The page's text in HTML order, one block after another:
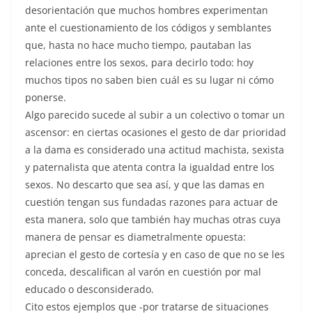
desorientación que muchos hombres experimentan
ante el cuestionamiento de los códigos y semblantes
que, hasta no hace mucho tiempo, pautaban las
relaciones entre los sexos, para decirlo todo: hoy
muchos tipos no saben bien cuál es su lugar ni cómo
ponerse.
Algo parecido sucede al subir a un colectivo o tomar un
ascensor: en ciertas ocasiones el gesto de dar prioridad
a la dama es considerado una actitud machista, sexista
y paternalista que atenta contra la igualdad entre los
sexos. No descarto que sea así, y que las damas en
cuestión tengan sus fundadas razones para actuar de
esta manera, solo que también hay muchas otras cuya
manera de pensar es diametralmente opuesta:
aprecian el gesto de cortesía y en caso de que no se les
conceda, descalifican al varón en cuestión por mal
educado o desconsiderado.
Cito estos ejemplos que -por tratarse de situaciones